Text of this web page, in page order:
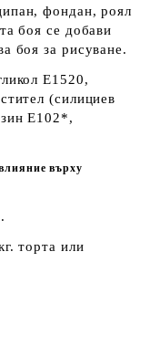
фондан, роял
боя се добави
боя за рисуване.
E1520,
(силициев
E102*,
върху
торта или